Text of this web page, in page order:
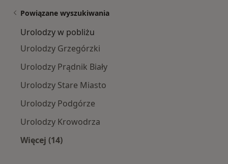
Powiązane wyszukiwania
Urolodzy w pobliżu
Urolodzy Grzegórzki
Urolodzy Prądnik Biały
Urolodzy Stare Miasto
Urolodzy Podgórze
Urolodzy Krowodrza
Więcej (14)